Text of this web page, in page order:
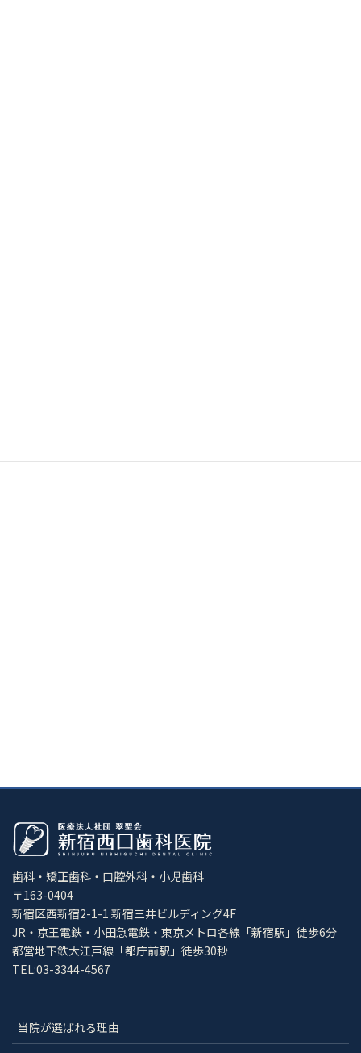
歯科・矯正歯科・口腔外科・小児歯科
〒163-0404
新宿区西新宿2-1-1 新宿三井ビルディング4F
JR・京王電鉄・小田急電鉄・東京メトロ各線「新宿駅」徒歩6分
都営地下鉄大江戸線「都庁前駅」徒歩30秒
TEL:03-3344-4567
当院が選ばれる理由